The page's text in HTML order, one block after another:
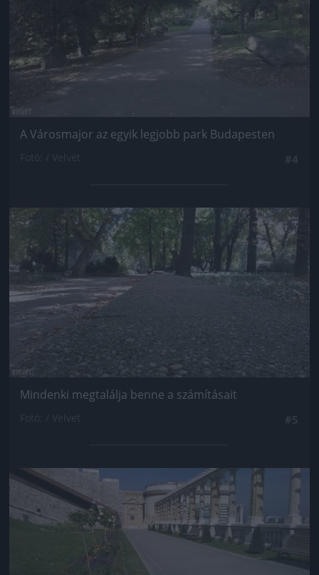
A Városmajor az egyik legjobb park Budapesten
Jön még kép!
Mindenki megtalálja benne a számításait
Jön még kép!